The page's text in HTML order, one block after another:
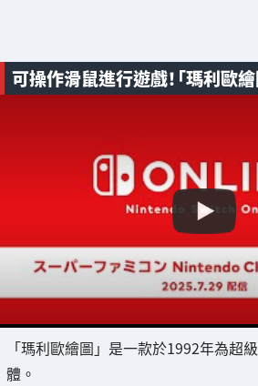
可操作滑鼠進行遊戲！「瑪利歐繪
「瑪利歐繪圖」是一款於1992年為超
體。